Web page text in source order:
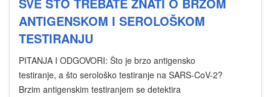
ANTIGENSKOM I SEROLOŠKOM
TESTIRANJU
PITANJA I ODGOVORI: Što je brzo antigensko
testiranje, a što serološko testiranje na SARS-CoV-2?
Brzim antigenskim testiranjem se detektira